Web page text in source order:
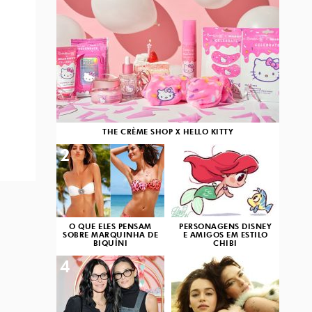
THE CRÈME SHOP X HELLO KITTY
O QUE ELES PENSAM
SOBRE MARQUINHA DE
BIQUÍNI
2
PERSONAGENS DISNEY
E AMIGOS EM ESTILO
CHIBI
3
4